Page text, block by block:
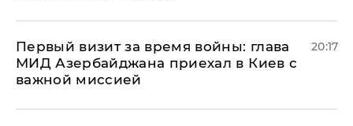
Первый визит за время войны: глава
МИД Азербайджана приехал в Киев с
важной миссией
20:17